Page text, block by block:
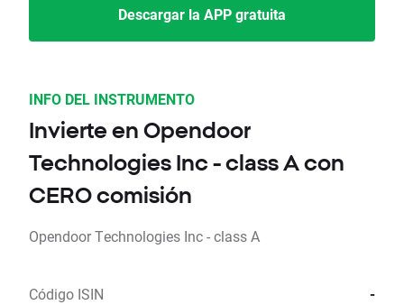
Descargar la APP gratuita
INFO DEL INSTRUMENTO
Invierte en Opendoor
Technologies Inc - class A con
CERO comisión
Opendoor Technologies Inc - class A
Código ISIN -